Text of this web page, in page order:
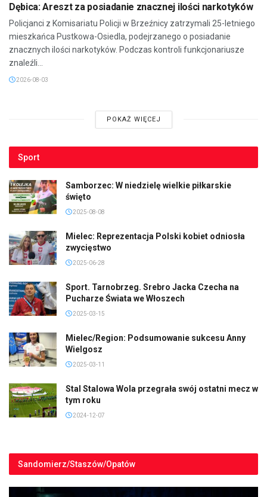
Dębica: Areszt za posiadanie znacznej ilości narkotyków
Policjanci z Komisariatu Policji w Brzeźnicy zatrzymali 25-letniego
mieszkańca Pustkowa-Osiedla, podejrzanego o posiadanie
znacznych ilości narkotyków. Podczas kontroli funkcjonariusze
znaleźli...
2026-08-03
POKAŻ WIĘCEJ
Sport
Samborzec: W niedzielę wielkie piłkarskie
święto
2025-08-08
Mielec: Reprezentacja Polski kobiet odniosła
zwycięstwo
2025-06-28
Sport. Tarnobrzeg. Srebro Jacka Czecha na
Pucharze Świata we Włoszech
2025-03-15
Mielec/Region: Podsumowanie sukcesu Anny
Wielgosz
2025-03-11
Stal Stalowa Wola przegrała swój ostatni mecz w
tym roku
2024-12-07
Sandomierz/Staszów/Opatów